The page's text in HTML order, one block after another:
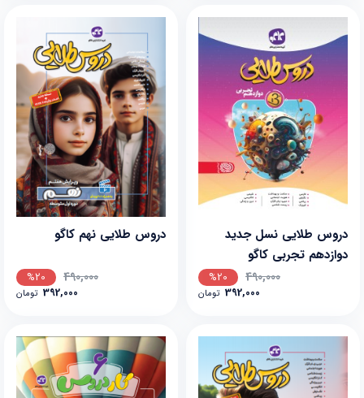
دروس طلایی نسل جدید
دوازدهم تجربی کاگو
490,000
%20
392,000 تومان
دروس طلایی نهم کاگو
490,000
%20
392,000 تومان